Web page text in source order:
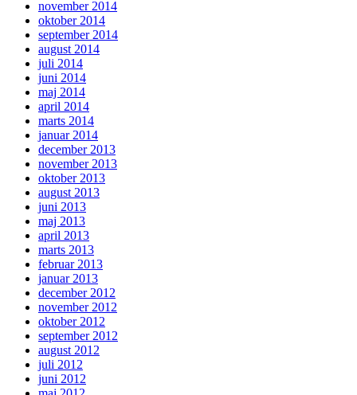
november 2014
oktober 2014
september 2014
august 2014
juli 2014
juni 2014
maj 2014
april 2014
marts 2014
januar 2014
december 2013
november 2013
oktober 2013
august 2013
juni 2013
maj 2013
april 2013
marts 2013
februar 2013
januar 2013
december 2012
november 2012
oktober 2012
september 2012
august 2012
juli 2012
juni 2012